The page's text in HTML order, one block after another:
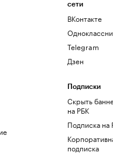
сети
ВКонтакте
Telegram
Дзен
Подписки
Скрыть
на РБК
Подписка на
подписка